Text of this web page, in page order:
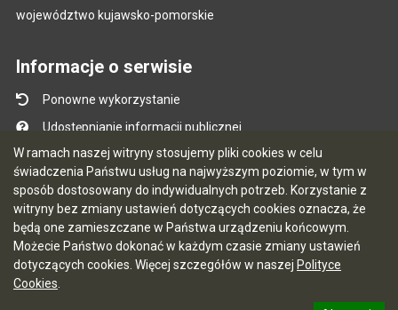
W ramach naszej witryny stosujemy pliki cookies w celu
świadczenia Państwu usług na najwyższym poziomie, w tym w
sposób dostosowany do indywidualnych potrzeb. Korzystanie z
witryny bez zmiany ustawień dotyczących cookies oznacza, że
będą one zamieszczane w Państwa urządzeniu końcowym.
Możecie Państwo dokonać w każdym czasie zmiany ustawień
dotyczących cookies. Więcej szczegółów w naszej Polityce
Cookies
województwo kujawsko-pomorskie
Informacje o serwisie
Ponowne wykorzystanie
Udostępnianie informacji publicznej
Mapa serwisu
Instrukcja obsługi
Statystyki oglądalności
Ostatnia aktualizacja BIP: 07.08.2026 14:05